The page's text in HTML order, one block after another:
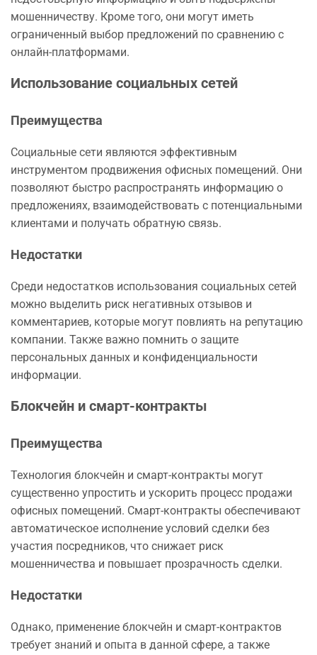
мошенничеству. Кроме того, они могут иметь
ограниченный выбор предложений по сравнению с
онлайн-платформами.
Использование социальных сетей
Преимущества
Социальные сети являются эффективным
инструментом продвижения офисных помещений. Они
позволяют быстро распространять информацию о
предложениях, взаимодействовать с потенциальными
клиентами и получать обратную связь.
Недостатки
Среди недостатков использования социальных сетей
можно выделить риск негативных отзывов и
комментариев, которые могут повлиять на репутацию
компании. Также важно помнить о защите
персональных данных и конфиденциальности
информации.
Блокчейн и смарт-контракты
Преимущества
Технология блокчейн и смарт-контракты могут
существенно упростить и ускорить процесс продажи
офисных помещений. Смарт-контракты обеспечивают
автоматическое исполнение условий сделки без
участия посредников, что снижает риск
мошенничества и повышает прозрачность сделки.
Недостатки
Однако, применение блокчейн и смарт-контрактов
требует знаний и опыта в данной сфере, а также